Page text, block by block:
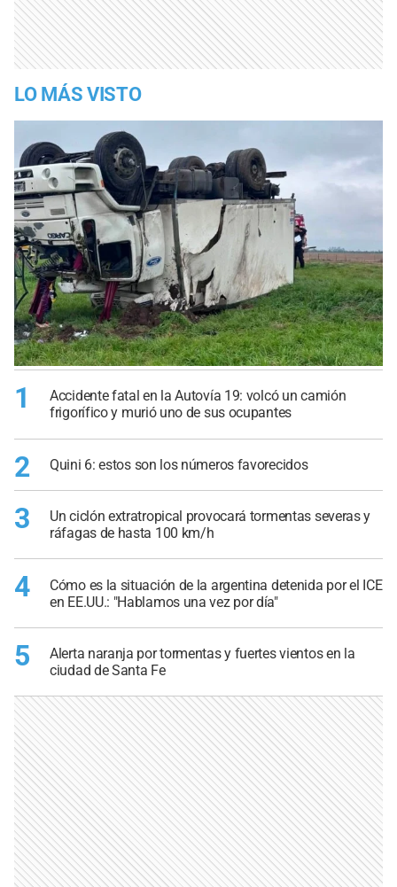
LO MÁS VISTO
1
Accidente fatal en la Autovía 19: volcó un camión
frigorífico y murió uno de sus ocupantes
2 Quini 6: estos son los números favorecidos
3
Un ciclón extratropical provocará tormentas severas y
ráfagas de hasta 100 km/h
4
Cómo es la situación de la argentina detenida por el ICE
en EE.UU.: "Hablamos una vez por día"
5
Alerta naranja por tormentas y fuertes vientos en la
ciudad de Santa Fe